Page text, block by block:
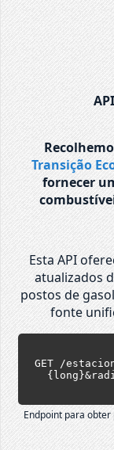
Transição
fornecer
Esta API
atualizados
postos de
fonte
GET /
Endpoint para